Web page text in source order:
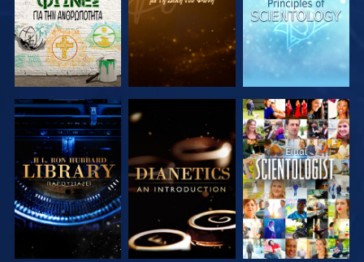
ΕΞΕΡΕΥΝΗΣΤΕ
ΤΗ ΣΕΙΡΑ
ΕΞΕΡΕΥΝΗΣΤΕ
ΤΗ ΣΕΙΡΑ
ΠΑΡΑΚΟΛΟΥΘΗΣΤΕ